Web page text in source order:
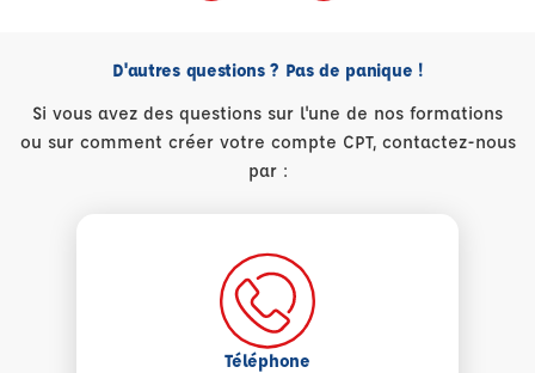
D'autres questions ? Pas de panique !
Si vous avez des questions sur l'une de nos formations
ou sur comment créer votre compte CPT, contactez-nous
par :
Téléphone